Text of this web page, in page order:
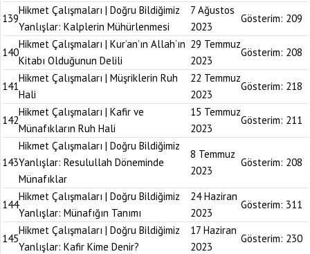
139
Hikmet Çalışmaları | Doğru Bildiğimiz
Yanlışlar: Kalplerin Mühürlenmesi
7 Ağustos
2023
Gösterim: 209
140
Hikmet Çalışmaları | Kur’an’ın Allah’ın
Kitabı Olduğunun Delili
29 Temmuz
2023
Gösterim: 208
141
Hikmet Çalışmaları | Müşriklerin Ruh
Hali
22 Temmuz
2023
Gösterim: 218
142
Hikmet Çalışmaları | Kafir ve
Münafıkların Ruh Hali
15 Temmuz
2023
Gösterim: 211
143
Hikmet Çalışmaları | Doğru Bildiğimiz
Yanlışlar: Resulullah Döneminde
Münafıklar
8 Temmuz
2023
Gösterim: 208
144
Hikmet Çalışmaları | Doğru Bildiğimiz
Yanlışlar: Münafığın Tanımı
24 Haziran
2023
Gösterim: 311
145
Hikmet Çalışmaları | Doğru Bildiğimiz
Yanlışlar: Kafir Kime Denir?
17 Haziran
2023
Gösterim: 230